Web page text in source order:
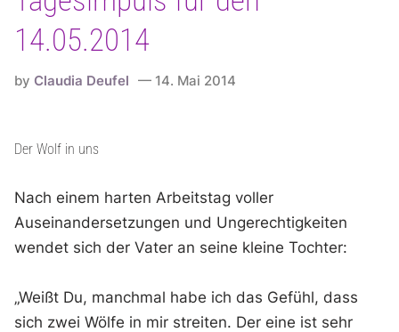
t
e
d
14.05.2014
byClaudia Deufel 14. Mai 2014
Der Wolf in uns
Nach einem harten Arbeitstag voller
Auseinandersetzungen und Ungerechtigkeiten
wendet sich der Vater an seine kleine Tochter:
„Weißt Du, manchmal habe ich das Gefühl, dass
sich zwei Wölfe in mir streiten. Der eine ist sehr